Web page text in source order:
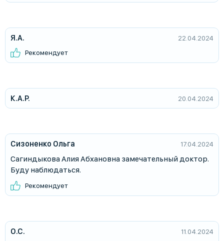
Я.А.
22.04.2024
Рекомендует
К.А.Р. 20.04.2024
Сизоненко Ольга 17.04.2024
Сагиндыкова Алия Абхановна замечательный доктор.
Буду наблюдаться.
Рекомендует
О.С. 11.04.2024